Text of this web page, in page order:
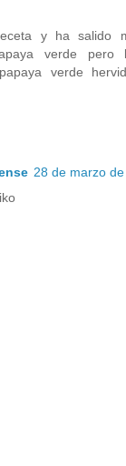
y ha salido
verde
verde
28 de marzo